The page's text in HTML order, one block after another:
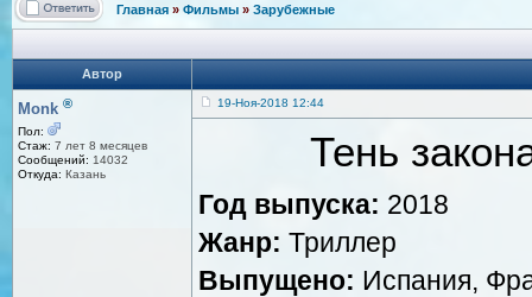
Главная » Фильмы » Зарубежные
Автор
Monk ®
Пол:
Стаж: 7 лет 8 месяцев
Сообщений: 14032
Откуда: Казань
19-Ноя-2018 12:44
Тень
Год выпуска: 2018
Жанр: Триллер
Выпущено: Испания,